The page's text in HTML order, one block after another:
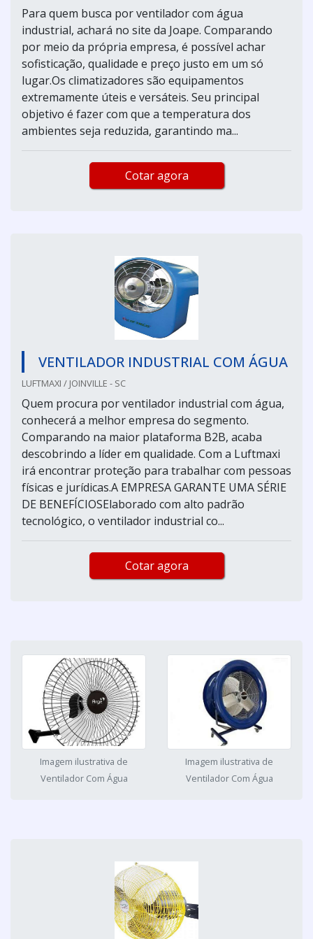
Para quem busca por ventilador com água
industrial, achará no site da Joape. Comparando
por meio da própria empresa, é possível achar
sofisticação, qualidade e preço justo em um só
lugar.Os climatizadores são equipamentos
extremamente úteis e versáteis. Seu principal
objetivo é fazer com que a temperatura dos
ambientes seja reduzida, garantindo ma...
Cotar agora
VENTILADOR INDUSTRIAL COM ÁGUA
LUFTMAXI / JOINVILLE - SC
Quem procura por ventilador industrial com água,
conhecerá a melhor empresa do segmento.
Comparando na maior plataforma B2B, acaba
descobrindo a líder em qualidade. Com a Luftmaxi
irá encontrar proteção para trabalhar com pessoas
físicas e jurídicas.A EMPRESA GARANTE UMA SÉRIE
DE BENEFÍCIOSElaborado com alto padrão
tecnológico, o ventilador industrial co...
Cotar agora
Imagem ilustrativa de
Ventilador Com Água
Imagem ilustrativa de
Ventilador Com Água